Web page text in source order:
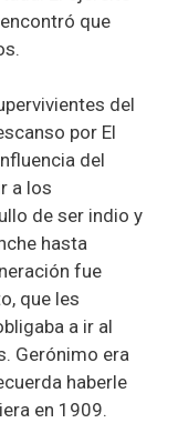
que
del
por El
del
a los
de ser indio y
hasta
fue
que les
a ir al
Gerónimo era
haberle
en 1909.